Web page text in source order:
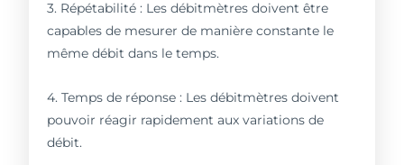
3. Répétabilité : Les débitmètres doivent être
capables de mesurer de manière constante le
même débit dans le temps.
4. Temps de réponse : Les débitmètres doivent
pouvoir réagir rapidement aux variations de
débit.